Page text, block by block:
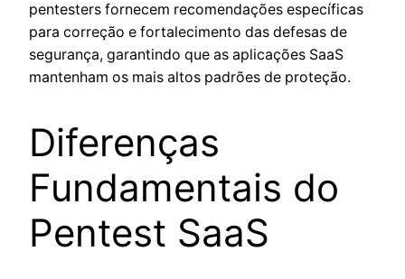
pentesters fornecem recomendações específicas
para correção e fortalecimento das defesas de
segurança, garantindo que as aplicações SaaS
mantenham os mais altos padrões de proteção.
Diferenças
Fundamentais do
Pentest SaaS